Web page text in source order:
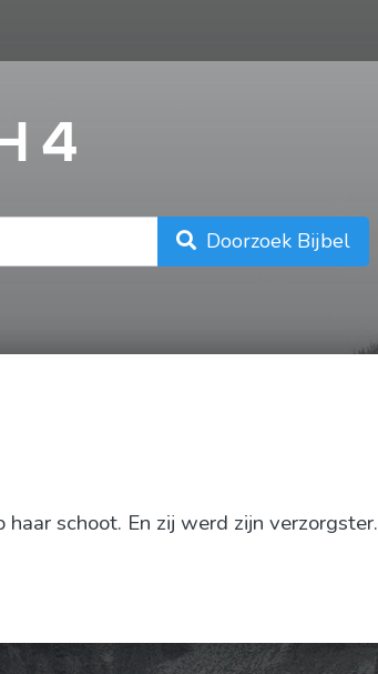
4
Doorzoek Bijbel
schoot. En zij werd zijn verzorgster.